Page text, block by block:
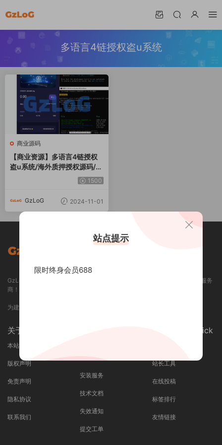
多语言4链授权盗u系统
商业源码
【商业资源】多语言4链授权
盗u系统/海外质押授权源码/带
前端vue工程+详细安装教程
1500
GzLoG 2024-11-01
GzLoG 资源网 / GZLOG.COM - 专业提供各类精品资源下载和定制开发的服务
商！
为建站开发人员提供优质的一站式服务平台！
关于我们 / About
本站介绍
版权声明
免责声明
隐私协议
联系我们
安装服务
技术文档
失效通知
提交工单
快捷导航 / Quick
站长工具
在线投稿
标签排行
友情链接
站点提示
限时终身会员688